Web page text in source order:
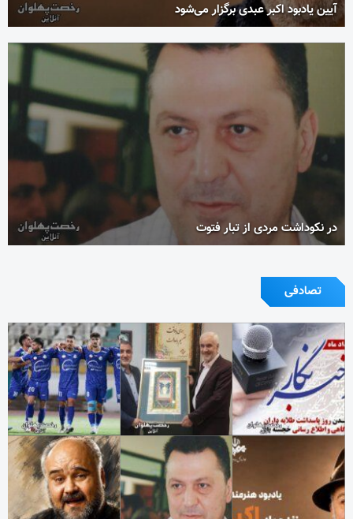
آیین یادبود اکبر عبدی برگزار می‌شود
در نکوداشت مردی از تبار فتوت
تصادفی